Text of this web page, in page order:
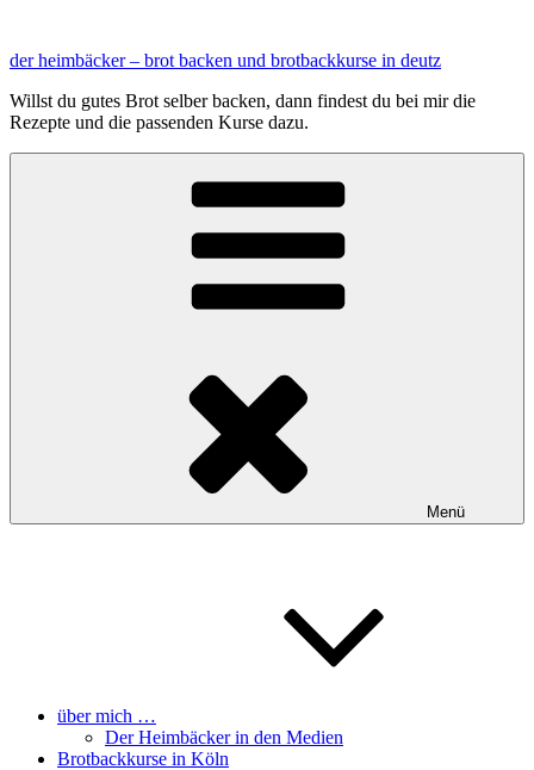
springen
der heimbäcker – brot backen und brotbackkurse in deutz
Willst du gutes Brot selber backen, dann findest du bei mir die
Rezepte und die passenden Kurse dazu.
Menü
über mich …
Der Heimbäcker in den Medien
Brotbackkurse in Köln